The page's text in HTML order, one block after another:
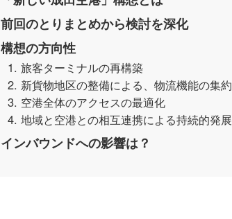
前回のとりまとめから検討を深化
構想の方向性
1. 旅客ターミナルの再構築
2. 新貨物地区の整備による、物流機能の集約
3. 空港全体のアクセスの最適化
4. 地域と空港との相互連携による持続的発展
インバウンドへの影響は？